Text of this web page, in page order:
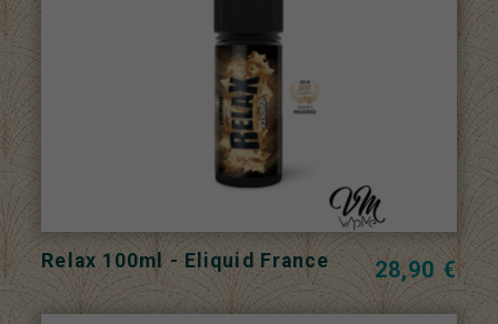
Relax 100ml - Eliquid France 28,90 €